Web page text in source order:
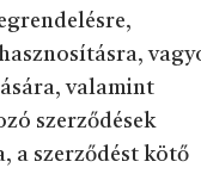
valamint
szerződések
a szerződést kötő